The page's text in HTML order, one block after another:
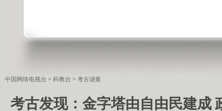
中国网络电视台 > 科教台 > 考古谜案
考古发现：金字塔由自由民建成